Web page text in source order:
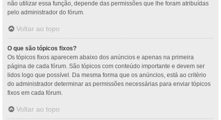
não utilizar essa função, depende das permissões que lhe foram atribuídas
pelo administrador do fórum.
Voltar ao topo
O que são tópicos fixos?
Os tópicos fixos aparecem abaixo dos anúncios e apenas na primeira
página de cada fórum. São tópicos com conteúdo importante e devem ser
lidos logo que possível. Da mesma forma que os anúncios, está ao critério
do administrador determinar as permissões necessárias para enviar tópicos
fixos em cada fórum.
Voltar ao topo